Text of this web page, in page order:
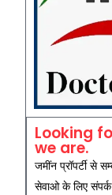
Looking
we are.
जमींन प्रॉपर्टी से
सेवाओ के लिए